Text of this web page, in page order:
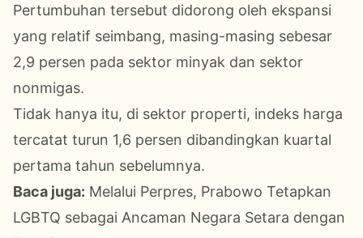
Pertumbuhan tersebut didorong oleh ekspansi
yang relatif seimbang, masing-masing sebesar
2,9 persen pada sektor minyak dan sektor
nonmigas.
Tidak hanya itu, di sektor properti, indeks harga
tercatat turun 1,6 persen dibandingkan kuartal
pertama tahun sebelumnya.
Baca juga: Melalui Perpres, Prabowo Tetapkan
LGBTQ sebagai Ancaman Negara Setara dengan